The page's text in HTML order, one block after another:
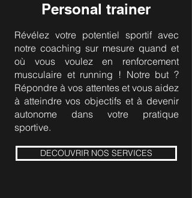
Personal trainer
Révélez votre potentiel sportif avec
notre coaching sur mesure quand et
où vous voulez en renforcement
musculaire et running ! Notre but ?
Répondre à vos attentes et vous aidez
à atteindre vos objectifs et à devenir
autonome dans votre pratique
sportive.
DECOUVRIR NOS SERVICES